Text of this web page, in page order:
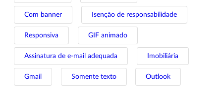
Com banner Isenção de responsabilidade
Responsiva GIF animado
Assinatura de e-mail adequada Imobiliária
Gmail Somente texto Outlook